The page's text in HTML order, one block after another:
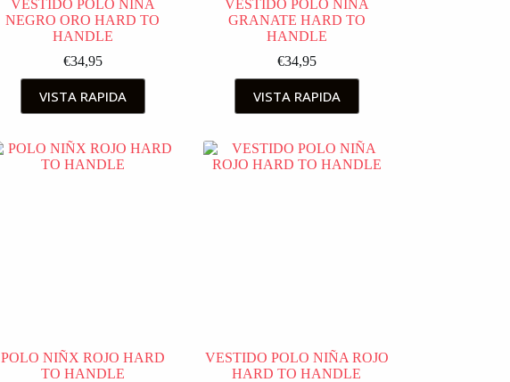
VESTIDO POLO NIÑA
NEGRO ORO HARD TO
HANDLE
€34,95
VISTA RAPIDA
VESTIDO POLO NIÑA
GRANATE HARD TO
HANDLE
€34,95
VISTA RAPIDA
POLO NIÑX ROJO HARD
TO HANDLE
VESTIDO POLO NIÑA ROJO
HARD TO HANDLE